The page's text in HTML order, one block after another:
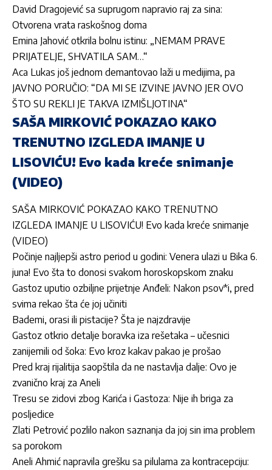
David Dragojević sa suprugom napravio raj za sina:
Otvorena vrata raskošnog doma
Emina Jahović otkrila bolnu istinu: „NEMAM PRAVE
PRIJATELJE, SHVATILA SAM…“
Aca Lukas još jednom demantovao laži u medijima, pa
JAVNO PORUČIO: “DA MI SE IZVINE JAVNO JER OVO
ŠTO SU REKLI JE TAKVA IZMIŠLJOTINA“
SAŠA MIRKOVIĆ POKAZAO KAKO
TRENUTNO IZGLEDA IMANJE U
LISOVIĆU! Evo kada kreće snimanje
(VIDEO)
SAŠA MIRKOVIĆ POKAZAO KAKO TRENUTNO
IZGLEDA IMANJE U LISOVIĆU! Evo kada kreće snimanje
(VIDEO)
Počinje najljepši astro period u godini: Venera ulazi u Bika 6.
juna! Evo šta to donosi svakom horoskopskom znaku
Gastoz uputio ozbiljne prijetnje Anđeli: Nakon psov*i, pred
svima rekao šta će joj učiniti
Bademi, orasi ili pistacije? Šta je najzdravije
Gastoz otkrio detalje boravka iza rešetaka – učesnici
zanijemili od šoka: Evo kroz kakav pakao je prošao
Pred kraj rijalitija saopštila da ne nastavlja dalje: Ovo je
zvanično kraj za Aneli
Tresu se zidovi zbog Karića i Gastoza: Nije ih briga za
posljedice
Zlati Petrović pozlilo nakon saznanja da joj sin ima problem
sa porokom
Aneli Ahmić napravila grešku sa pilulama za kontracepciju: